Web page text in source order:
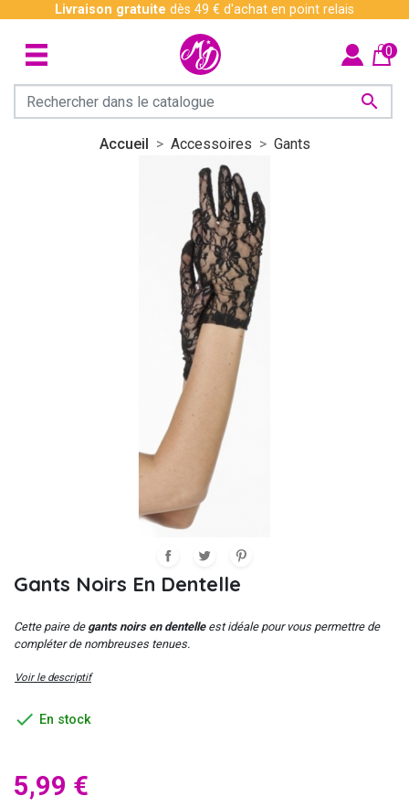
Livraison gratuite dès 49 € d'achat en point relais

0
Accueil Accessoires Gants
Gants Noirs En Dentelle
Cette paire de gants noirs en dentelleest idéale pour vous permettre de
compléter de nombreuses tenues.
Voir le descriptif
 En stock
5,99 €